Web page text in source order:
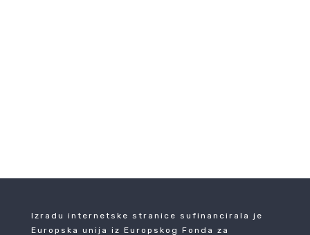
Izradu internetske stranice sufinancirala je
Europska unija iz Europskog Fonda za